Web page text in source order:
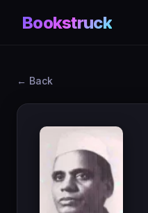
Bookstruck
← Back